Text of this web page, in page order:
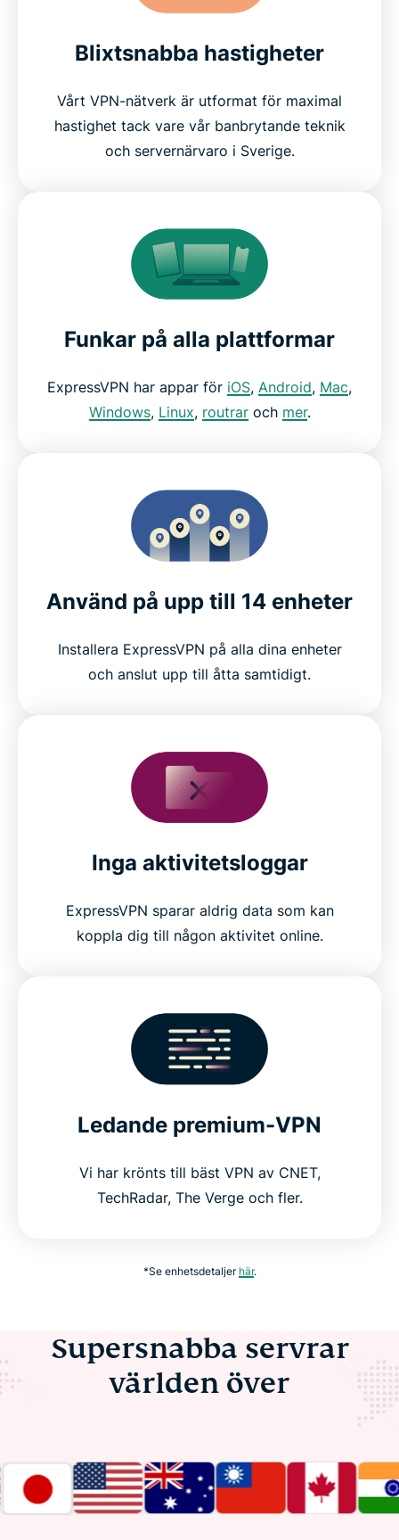
Blixtsnabba hastigheter
Vårt VPN-nätverk är utformat för maximal
hastighet tack vare vår banbrytande teknik
och servernärvaro i Sverige.
Funkar på alla plattformar
ExpressVPN har appar för iOS, Android, Mac,
Windows, Linux, routraroch mer.
Använd på upp till 14 enheter
Installera ExpressVPN på alla dina enheter
och anslut upp till åtta samtidigt.
Inga aktivitetsloggar
ExpressVPN sparar aldrig data som kan
koppla dig till någon aktivitet online.
Ledande premium-VPN
Vi har krönts till bäst VPN av CNET,
TechRadar, The Verge och fler.
*Se enhetsdetaljer här.
Supersnabba servrar
världen över